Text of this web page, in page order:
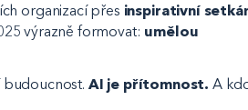
organizací přes inspirativní
výrazně formovat: umělou
budoucnost. AI je přítomnost. A